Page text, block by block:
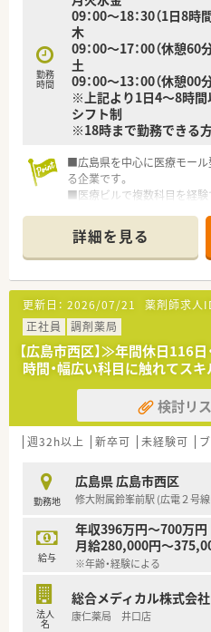
勤務
時間
09：00～18：30（1日8時
木
09：00～17：00（休憩60分
土
09：00～13：00（休憩00分
※上記より1日4～8時間
シフト制
※18時まで勤務できる
■広島県を中心に医療モー
る企業です。
■医療ビルで複数科目を経験
■在宅医療に関しても積極的
法人全体で年間1万件以上の
■年間休日は112日となりま
8～9日取得できている現状
トにメリハリをつけて勤務可
■全店舗の残業月平均は10時
は繁忙期・閑散期により残業
シフト体制を活用し、個々人
となります。
■福利厚生も充実しており、
れている法人です。
■職場環境整備、設備充実に
ット「DimeRoⅡ」や、監査支
し進めております。
ッジ（HiStory）を使用していま
詳細を見る
更新日： 2026/07/21 薬剤師求人
正社員
調剤薬局
【広島市西区】≫年間休日116
時間・幅広い科目に触れてス
検討リ
週32h以上 新卒可 未経験可
勤務地
広島県 広島市西区
修大附属鈴峯前駅 (広電２号
給与
年収396万円～700万円
月給280,000円～
※年齢・経験による
法人
名
総合メディカル株式会社
康仁薬局 井口店